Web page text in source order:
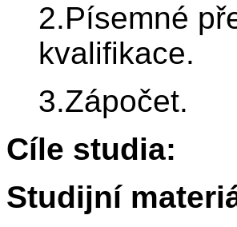
2.Písemné
kvalifikace.
3.Zápočet.
Cíle studia:
Studijní